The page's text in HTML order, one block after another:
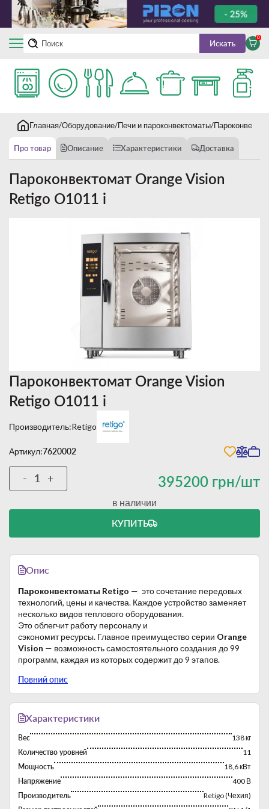
Искать
0
Главная Оборудование Печи и пароконвектоматы
Про товар Описание Характеристики Доставка
Пароконвектомат Orange Vision
Retigo O1011 i
Пароконвектомат Orange Vision
Retigo O1011 i
Производитель:Retigo
Артикул:7620002
395200 грн/шт
- +
в наличии
КУПИТЬ
Опис
Пароконвектоматы Retigo — это сочетание передовых
технологий, цены и качества. Каждое устройство заменяет
несколько видов теплового оборудования.
Это облегчит работу персоналу и
сэкономит ресурсы. Главное преимущество серии Orange
Vision — возможность самостоятельного создания до 99
программ, каждая из которых содержит до 9 этапов.
базовыми функциями и имеют простое интуитивно
понятное управление. В отличие от моделей серииBlue
Visionони оснащены только системой автоматической
очистки и стандартными функциями.
Технологии, используемые в пароконвектоматах
Retigo, позволяют сохранить все полезные свойства
ваших блюд и придают им привлекательный внешний
вид.
Интуитивно понятное и простое управление, с
которым легко сможет разобраться персонал вашего
Повний опис
Характеристики
Вес
138 кг
Количество уровней
11
Мощность
18,6 кВт
Напряжение
400 В
Производитель
Retigo (Чехия)